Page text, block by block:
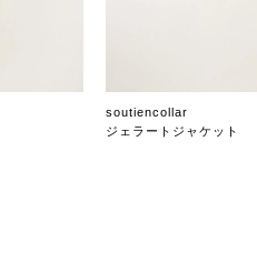
soutiencollar
ジェラートジャケット